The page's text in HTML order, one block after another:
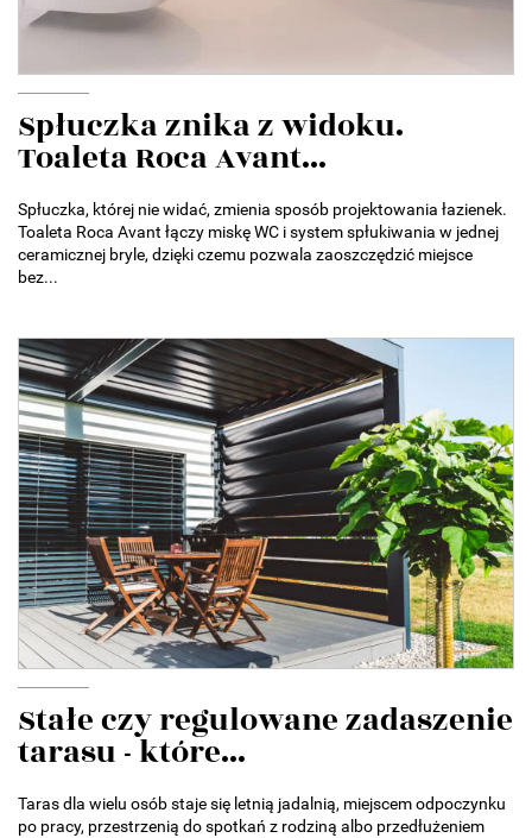
Spłuczka znika z widoku.
Toaleta Roca Avant...
Spłuczka, której nie widać, zmienia sposób projektowania łazienek.
Toaleta Roca Avant łączy miskę WC i system spłukiwania w jednej
ceramicznej bryle, dzięki czemu pozwala zaoszczędzić miejsce
bez...
Stałe czy regulowane zadaszenie
tarasu - które...
Taras dla wielu osób staje się letnią jadalnią, miejscem odpoczynku
po pracy, przestrzenią do spotkań z rodziną albo przedłużeniem